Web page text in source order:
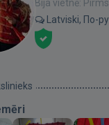
Bija vietnē:
Latviski, По-